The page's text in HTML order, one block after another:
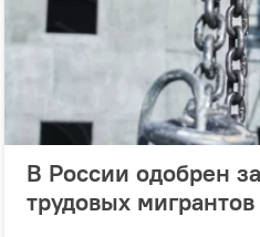
В России одобрен
трудовых